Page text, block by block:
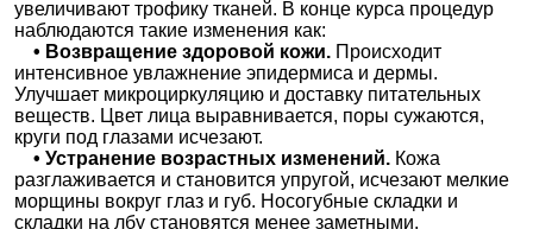
увеличивают трофику тканей. В конце курса процедур
наблюдаются такие изменения как:
• Возвращение здоровой кожи. Происходит
интенсивное увлажнение эпидермиса и дермы.
Улучшает микроциркуляцию и доставку питательных
веществ. Цвет лица выравнивается, поры сужаются,
круги под глазами исчезают.
• Устранение возрастных изменений. Кожа
разглаживается и становится упругой, исчезают мелкие
морщины вокруг глаз и губ. Носогубные складки и
складки на лбу становятся менее заметными.